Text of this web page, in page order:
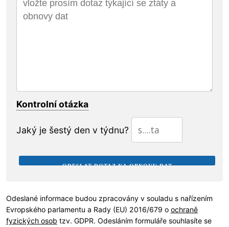
Kontrolní otázka
Jaký je šestý den v týdnu?
Odeslané informace budou zpracovány v souladu s nařízením
Evropského parlamentu a Rady (EU) 2016/679 o ochraně
fyzických osob tzv. GDPR. Odesláním formuláře souhlasíte se